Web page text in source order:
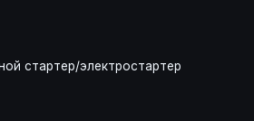
стартер/электростартер